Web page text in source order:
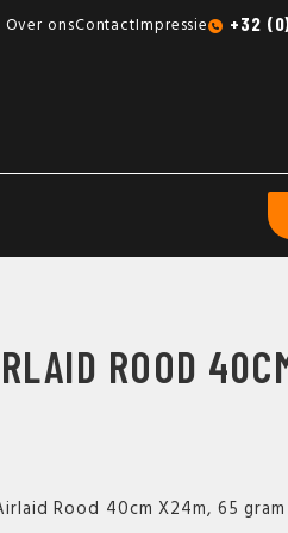
Gratis sampleboxen mogelijk
Over onsContactImpressie +32
ROOD
Rood 40cm X24m, 65 gram